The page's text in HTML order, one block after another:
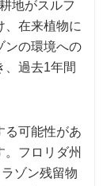
地がスルフ
、在来植物に
ンの環境への
、過去1年間
る可能性があ
。フロリダ州
ゾン残留物